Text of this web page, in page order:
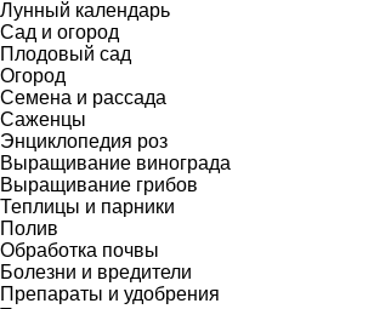
Лунный календарь
Сад и огород
Плодовый сад
Огород
Семена и рассада
Саженцы
Энциклопедия роз
Выращивание винограда
Выращивание грибов
Теплицы и парники
Полив
Обработка почвы
Болезни и вредители
Препараты и удобрения